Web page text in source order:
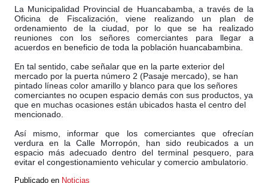
La Municipalidad Provincial de Huancabamba, a través de la
Oficina de Fiscalización, viene realizando un plan de
ordenamiento de la ciudad, por lo que se ha realizado
reuniones con los señores comerciantes para llegar a
acuerdos en beneficio de toda la población huancabambina.
En tal sentido, cabe señalar que en la parte exterior del
mercado por la puerta número 2 (Pasaje mercado), se han
pintado líneas color amarillo y blanco para que los señores
comerciantes no ocupen espacio demás con sus productos, ya
que en muchas ocasiones están ubicados hasta el centro del
mencionado.
Así mismo, informar que los comerciantes que ofrecían
verdura en la Calle Morropón, han sido reubicados a un
espacio más adecuado dentro del terminal pesquero, para
evitar el congestionamiento vehicular y comercio ambulatorio.
Publicado en Noticias